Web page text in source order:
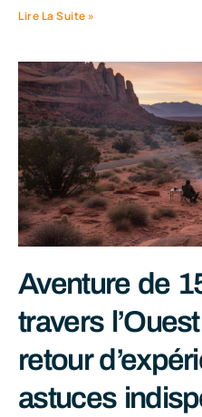
Lire La Suite »
Aventure de
travers
retour
astuces